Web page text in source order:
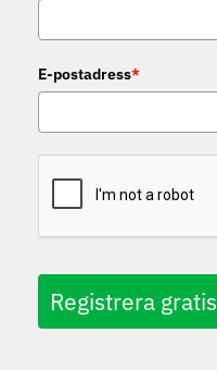
E-postadress*
Registrera gratis